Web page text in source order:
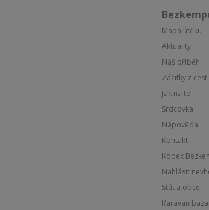
Mapa útěku
Aktuality
Náš příběh
Zážitky z cest
Jak na to
Srdcovka
Nápověda
Kontakt
Kodex
Nahlásit
Stát a obce
Karavan